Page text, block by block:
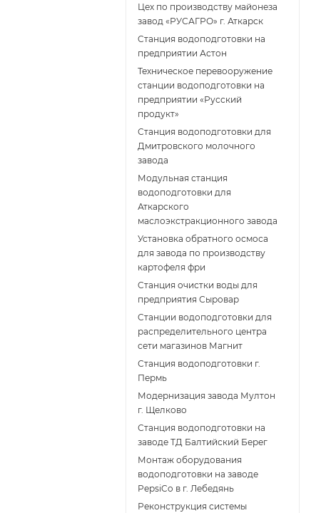
Цех по производству майонеза
завод «РУСАГРО» г. Аткарск
Cтанция водоподготовки на
предприятии Астон
Техническое перевооружение
станции водоподготовки на
предприятии «Русский
продукт»
Станция водоподготовки для
Дмитровского молочного
завода
Модульная станция
водоподготовки для
Аткарского
маслоэкстракционного завода
Установка обратного осмоса
для завода по производству
картофеля фри
Cтанция очистки воды для
предприятия Сыровар
Cтанции водоподготовки для
распределительного центра
сети магазинов Магнит
Станция водоподготовки г.
Пермь
Модернизация завода Мултон
г. Щелково
Станция водоподготовки на
заводе ТД Балтийский Берег
Монтаж оборудования
водоподготовки на заводе
PepsiCo в г. Лебедянь
Реконструкция системы